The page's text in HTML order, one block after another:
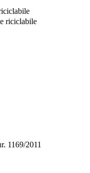
riciclabile
1169/2011